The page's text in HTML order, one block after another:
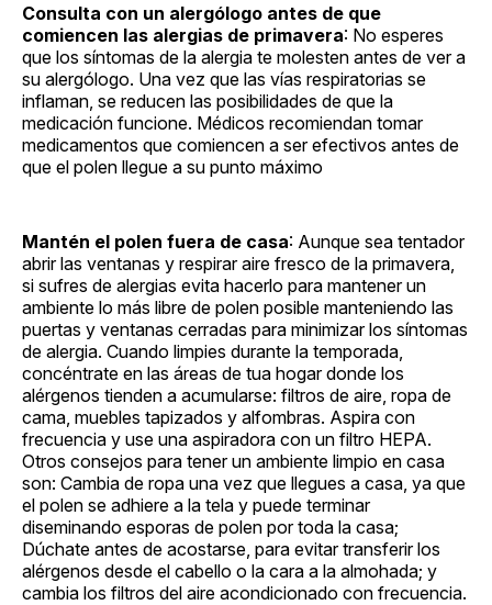
Consulta con un alergólogo antes de que
comiencen las alergias de primavera: No esperes
que los síntomas de la alergia te molesten antes de ver a
su alergólogo. Una vez que las vías respiratorias se
inflaman, se reducen las posibilidades de que la
medicación funcione. Médicos recomiendan tomar
medicamentos que comiencen a ser efectivos antes de
que el polen llegue a su punto máximo
Mantén el polen fuera de casa: Aunque sea tentador
abrir las ventanas y respirar aire fresco de la primavera,
si sufres de alergias evita hacerlo para mantener un
ambiente lo más libre de polen posible manteniendo las
puertas y ventanas cerradas para minimizar los síntomas
de alergia. Cuando limpies durante la temporada,
concéntrate en las áreas de tua hogar donde los
alérgenos tienden a acumularse: filtros de aire, ropa de
cama, muebles tapizados y alfombras. Aspira con
frecuencia y use una aspiradora con un filtro HEPA.
Otros consejos para tener un ambiente limpio en casa
son: Cambia de ropa una vez que llegues a casa, ya que
el polen se adhiere a la tela y puede terminar
diseminando esporas de polen por toda la casa;
Dúchate antes de acostarse, para evitar transferir los
alérgenos desde el cabello o la cara a la almohada; y
cambia los filtros del aire acondicionado con frecuencia.